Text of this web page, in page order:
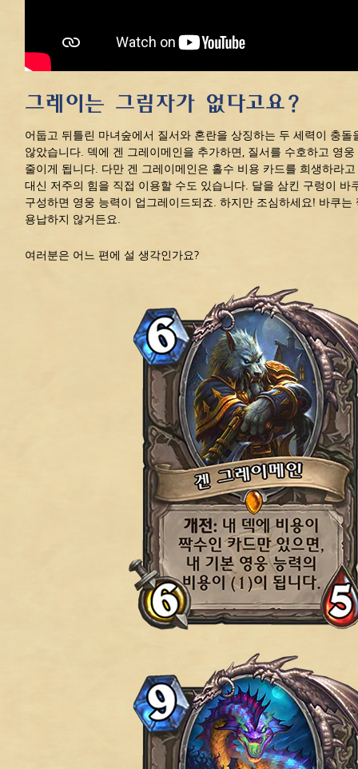
그레이는 그림자가 없다고요?
어둡고 뒤틀린 마녀숲에서 질서와 혼란을 상징하는 두 세력이 충돌
않았습니다. 덱에 겐 그레이메인을 추가하면, 질서를 수호하고 영
줄이게 됩니다. 다만 겐 그레이메인은 홀수 비용 카드를 희생하라
대신 저주의 힘을 직접 이용할 수도 있습니다. 달을 삼킨 구렁이 바
구성하면 영웅 능력이 업그레이드되죠. 하지만 조심하세요! 바쿠는
용납하지 않거든요.
여러분은 어느 편에 설 생각인가요?